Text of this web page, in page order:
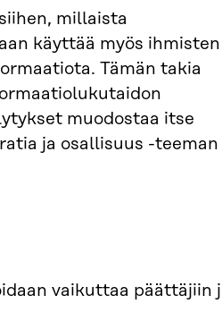
millaista
käyttää myös ihmisten
Tämän takia
muodostaa itse
ja osallisuus -teeman
vaikuttaa päättäjiin